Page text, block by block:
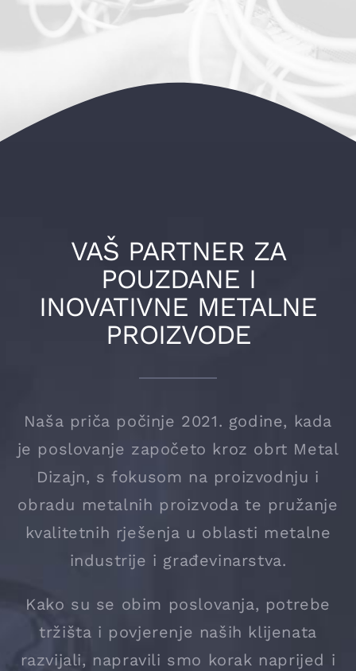
VAŠ PARTNER ZA
POUZDANE I
INOVATIVNE METALNE
PROIZVODE
Naša priča počinje 2021. godine, kada
je poslovanje započeto kroz obrt Metal
Dizajn, s fokusom na proizvodnju i
obradu metalnih proizvoda te pružanje
kvalitetnih rješenja u oblasti metalne
industrije i građevinarstva.
Kako su se obim poslovanja, potrebe
tržišta i povjerenje naših klijenata
razvijali, napravili smo korak naprijed i